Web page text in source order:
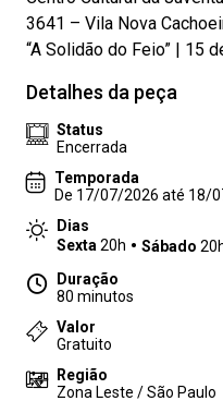
3641 – Vila Nova
“A Solidão do Feio” | 15
Detalhes da peça
Status
Encerrada
Temporada
De 17/07/2026 até 18/
Dias
Sexta 20h Sábado
Duração
80 minutos
Valor
Gratuito
Região
Zona Leste / São Paulo